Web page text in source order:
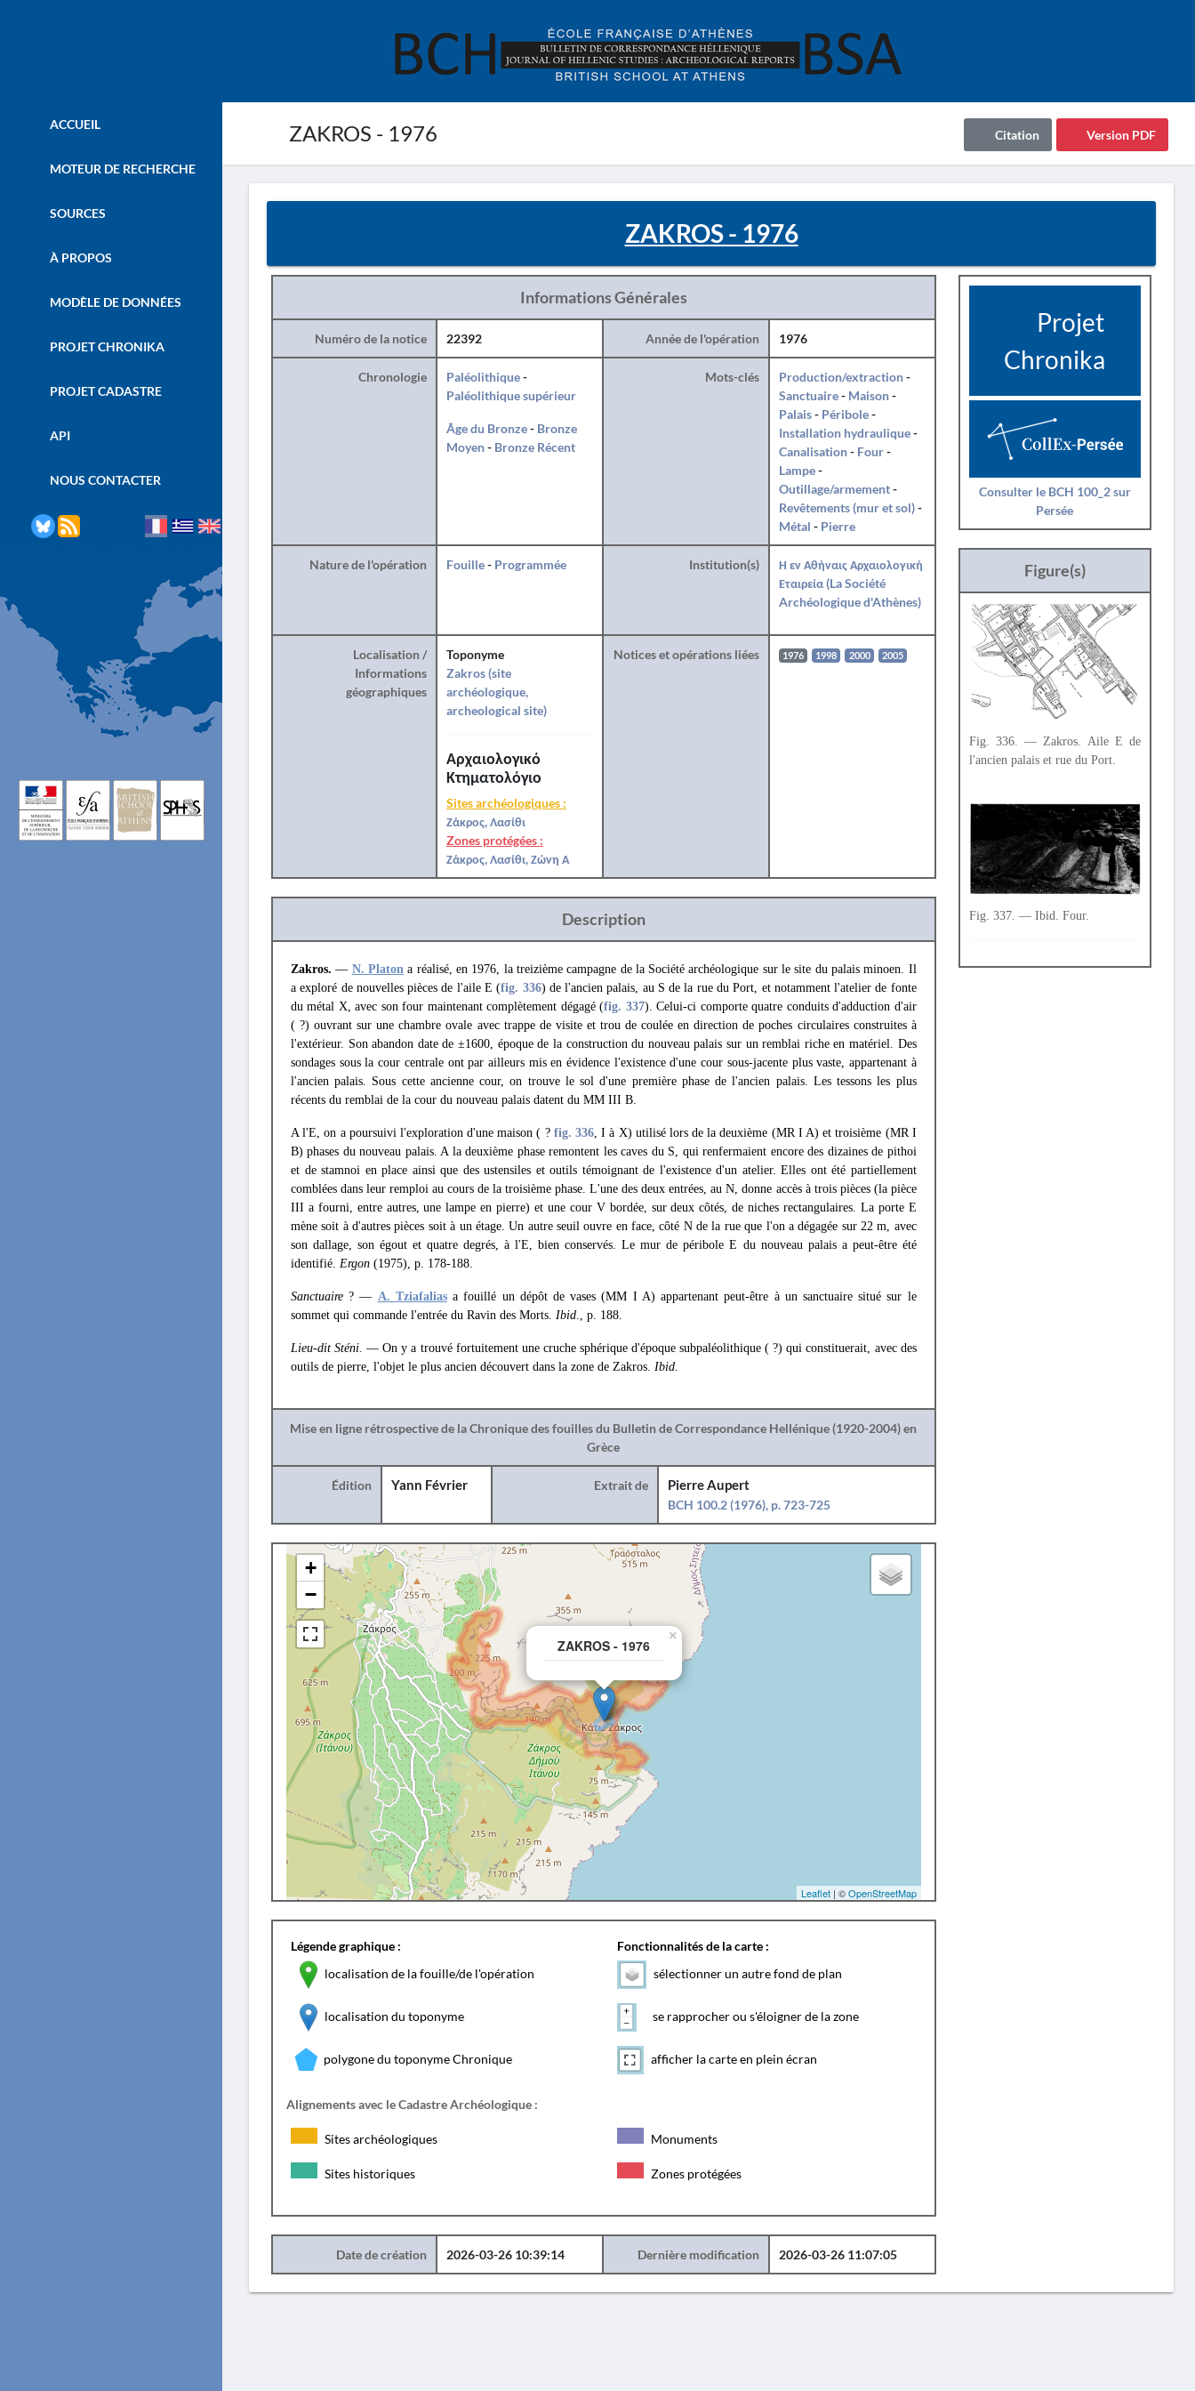
ZAKROS - 1976 Version PDF
Citation
ACCUEIL
MOTEUR DE RECHERCHE
SOURCES
À PROPOS
MODÈLE DE DONNÉES
PROJET CHRONIKA
PROJET CADASTRE
API
NOUS CONTACTER
ZAKROS - 1976
Informations Générales
Numéro de la notice 22392 Année de l'opération 1976
Chronologie Paléolithique-
Paléolithique supérieur
Âge du Bronze- Bronze
Moyen- Bronze Récent
Mots-clés Production/extraction-
Sanctuaire- Maison-
Palais- Péribole-
Installation hydraulique-
Canalisation- Four-
Lampe-
Outillage/armement-
Revêtements (mur et sol)-
Métal - Pierre
Nature de l'opération Fouille- Programmée Institution(s)
Η εν Αθήναις Αρχαιολογική
Εταιρεία (La Société
Archéologique d'Athènes)
Localisation /
Informations
géographiques
Toponyme
Zakros (site
archéologique,
archeological site)
Αρχαιολογικό
Κτηματολόγιο
Sites archéologiques :
Ζάκρος, Λασίθι
Zones protégées :
Ζάκρος, Λασίθι, Ζώνη Α
Notices et opérations liées 1976 1998 2000 2005
Description
Zakros. — N. Platona réalisé, en 1976, la treizième campagne de la Société archéologique sur le site du palais minoen. Il
a exploré de nouvelles pièces de l'aile Ε (fig. 336) de l'ancien palais, au S de la rue du Port, et notamment l'atelier de fonte
du métal X, avec son four maintenant complètement dégagé (fig. 337). Celui-ci comporte quatre conduits d'adduction d'air
( ?) ouvrant sur une chambre ovale avec trappe de visite et trou de coulée en direction de poches circulaires construites à
l'extérieur. Son abandon date de ±1600, époque de la construction du nouveau palais sur un remblai riche en matériel. Des
sondages sous la cour centrale ont par ailleurs mis en évidence l'existence d'une cour sous-jacente plus vaste, appartenant à
l'ancien palais. Sous cette ancienne cour, on trouve le sol d'une première phase de l'ancien palais. Les tessons les plus
récents du remblai de la cour du nouveau palais datent du MM III B.
A l'Ε, on a poursuivi l'exploration d'une maison ( ? fig. 336, I à X) utilisé lors de la deuxième (MR I A) et troisième (MR I
B) phases du nouveau palais. A la deuxième phase remontent les caves du S, qui renfermaient encore des dizaines de pithoi
et de stamnoi en place ainsi que des ustensiles et outils témoignant de l'existence d'un atelier. Elles ont été partiellement
comblées dans leur remploi au cours de la troisième phase. L'une des deux entrées, au N, donne accès à trois pièces (la pièce
III a fourni, entre autres, une lampe en pierre) et une cour V bordée, sur deux côtés, de niches rectangulaires. La porte Ε
mène soit à d'autres pièces soit à un étage. Un autre seuil ouvre en face, côté N de la rue que l'on a dégagée sur 22 m, avec
son dallage, son égout et quatre degrés, à l'E, bien conservés. Le mur de péribole Ε du nouveau palais a peut-être été
identifié. Ergon (1975), p. 178-188.
Sanctuaire ? — A. Tziafaliasa fouillé un dépôt de vases (MM I A) appartenant peut-être à un sanctuaire situé sur le
sommet qui commande l'entrée du Ravin des Morts. Ibid., p. 188.
Lieu-dit Sténi.— On y a trouvé fortuitement une cruche sphérique d'époque subpaléolithique ( ?) qui constituerait, avec des
outils de pierre, l'objet le plus ancien découvert dans la zone de Zakros. Ibid.
Mise en ligne rétrospective de la Chronique des fouilles du Bulletin de Correspondance Hellénique (1920-2004) en
Grèce
Édition Yann Février Extrait de
Pierre Aupert
BCH 100.2 (1976), p. 723-725
ZAKROS - 1976
×
+
−
Leaflet| ©OpenStreetMap
Légende graphique :
localisation de la fouille/de l'opération
localisation du toponyme
polygone du toponyme Chronique
Fonctionnalités de la carte :
sélectionner un autre fond de plan
se rapprocher ou s'éloigner de la zone
afficher la carte en plein écran
Alignements avec le Cadastre Archéologique :
Sites archéologiques Monuments
Sites historiques Zones protégées
Date de création 2026-03-26 10:39:14 Dernière modification 2026-03-26 11:07:05
Projet
Chronika
Consulter le BCH 100_2 sur
Persée
Figure(s)
Fig. 336. — Zakros. Aile Ε de
l'ancien palais et rue du Port.
Fig. 337. — Ibid. Four.